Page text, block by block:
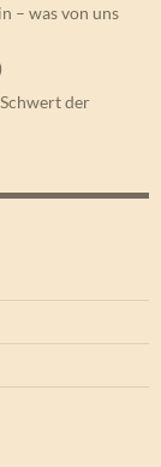
– was von uns
der